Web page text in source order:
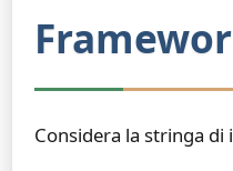
Considera la stringa